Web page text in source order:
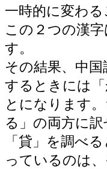
一時的に変わ
この２つの漢
す。
その結果、中
するときには
とになります
る」の両方に
「貸」を調べ
っているのは